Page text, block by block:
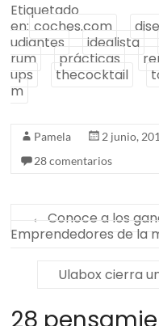
Etiquetado
en: coches.com
udiantes
idealista
rum
prácticas
ups
thecocktail
m
Pamela 2 junio,
28 comentarios
←
Conoce a los
Emprendedores de la
Ulabox cierra